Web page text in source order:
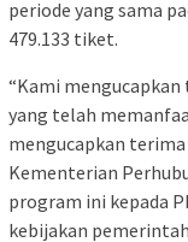
periode yang sama
479.133 tiket.
“Kami
yang telah
mengucapkan
Kementerian
program ini kepada
kebijakan